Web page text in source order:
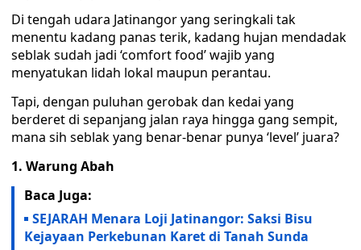
Di tengah udara Jatinangor yang seringkali tak
menentu kadang panas terik, kadang hujan mendadak
seblak sudah jadi ‘comfort food’ wajib yang
menyatukan lidah lokal maupun perantau.
Tapi, dengan puluhan gerobak dan kedai yang
berderet di sepanjang jalan raya hingga gang sempit,
mana sih seblak yang benar-benar punya ‘level’ juara?
1. Warung Abah
Baca Juga:
SEJARAH Menara Loji Jatinangor: Saksi Bisu
Kejayaan Perkebunan Karet di Tanah Sunda